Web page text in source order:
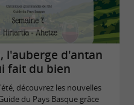
l'auberge d'antan
fait du bien
découvrez les nouvelles
du Pays Basque grâce